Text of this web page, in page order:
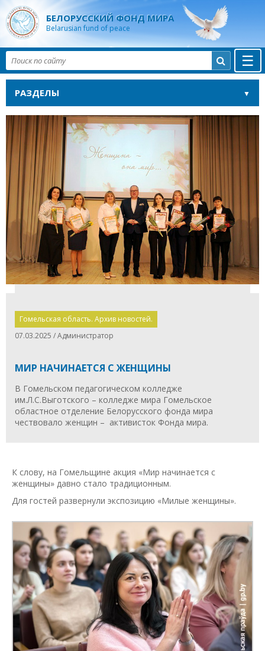
БЕЛОРУССКИЙ ФОНД МИРА
Belarusian fund of peace
☰

РАЗДЕЛЫ
Гомельская область. Архив новостей.
07.03.2025 / Администратор
МИР НАЧИНАЕТСЯ С ЖЕНЩИНЫ
В Гомельском педагогическом колледже
им.Л.С.Выготского – колледже мира Гомельское
областное отделение Белорусского фонда мира
чествовало женщин – активисток Фонда мира.
К слову, на Гомельщине акция «Мир начинается с
женщины» давно стало традиционным.
Для гостей развернули экспозицию «Милые женщины».